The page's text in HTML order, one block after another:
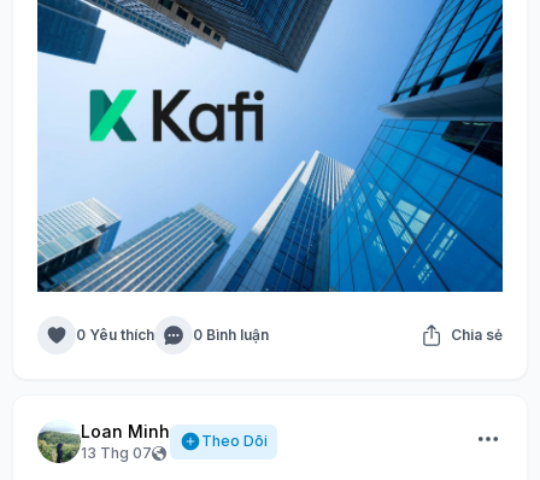
0 Yêu thích 0 Bình luận Chia sẻ
Loan Minh
13 Thg 07
Theo Dõi